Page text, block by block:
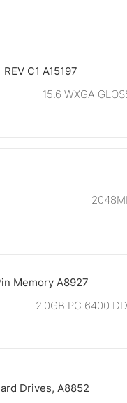
15.6 WXGA
2.0GB PC 6400